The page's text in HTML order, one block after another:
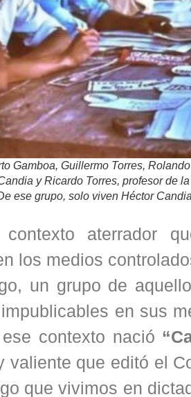
Gamboa, Guillermo Torres,
y Ricardo Torres, profesor de
ese grupo, solo viven Héctor
contexto aterrador
los medios
un grupo de
en sus
contexto nació
valiente que editó el
que vivimos en